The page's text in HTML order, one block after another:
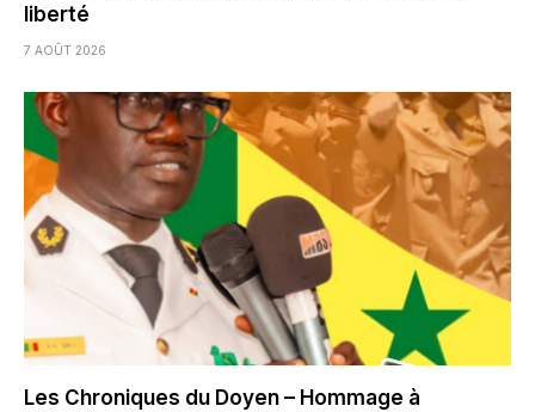
liberté
7 AOÛT 2026
Les Chroniques du Doyen – Hommage à